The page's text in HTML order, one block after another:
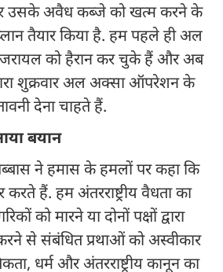
उसके अवैध कब्जे को खत्म करने के
तैयार किया है. हम पहले ही अल
को हैरान कर चुके हैं और अब
शुक्रवार अल अक्सा ऑपरेशन के
देना चाहते हैं.
बयान
अब्बास ने हमास के हमलों पर कहा कि
हैं. हम अंतरराष्ट्रीय वैधता का
को मारने या दोनों पक्षों द्वारा
से संबंधित प्रथाओं को अस्वीकार
धर्म और अंतरराष्ट्रीय कानून का